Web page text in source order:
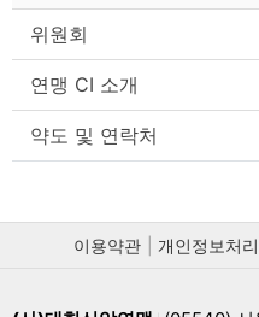
위원회
연맹 CI 소개
약도 및 연락처
이용약관 개인정보처